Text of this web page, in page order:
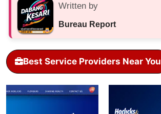
Written by
Bureau Report
Best Service Providers Near You